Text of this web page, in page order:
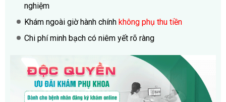
nghiệm
Khám ngoài giờ hành chính không phụ thu tiền
Chi phí minh bạch có niêm yết rõ ràng